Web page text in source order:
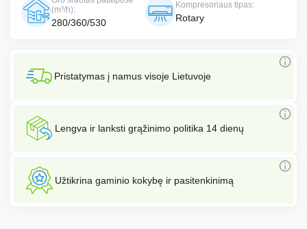
(m³/h):
280/360/530
Kompresoriaus tipas:
Rotary
Pristatymas į namus visoje Lietuvoje
Lengva ir lanksti grąžinimo politika 14 dienų
Užtikrina gaminio kokybę ir pasitenkinimą